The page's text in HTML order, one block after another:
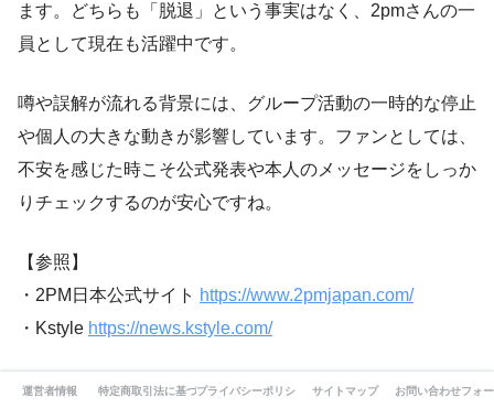
ます。どちらも「脱退」という事実はなく、2pmさんの一
員として現在も活躍中です。
噂や誤解が流れる背景には、グループ活動の一時的な停止
や個人の大きな動きが影響しています。ファンとしては、
不安を感じた時こそ公式発表や本人のメッセージをしっか
りチェックするのが安心ですね。
【参照】
・2PM日本公式サイト https://www.2pmjapan.com/
・Kstyle https://news.kstyle.com/
運営者情報 特定商取引法に基づく表記プライバシーポリシー サイトマップ お問い合わせフォ